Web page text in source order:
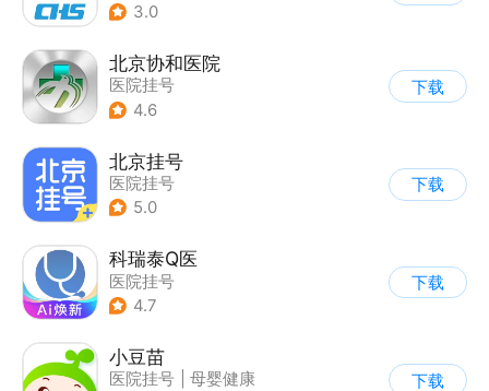
3.0
北京协和医院
医院挂号
4.6
下载
北京挂号
医院挂号
5.0
下载
科瑞泰Q医
医院挂号
4.7
下载
小豆苗
医院挂号
母婴健康
下载